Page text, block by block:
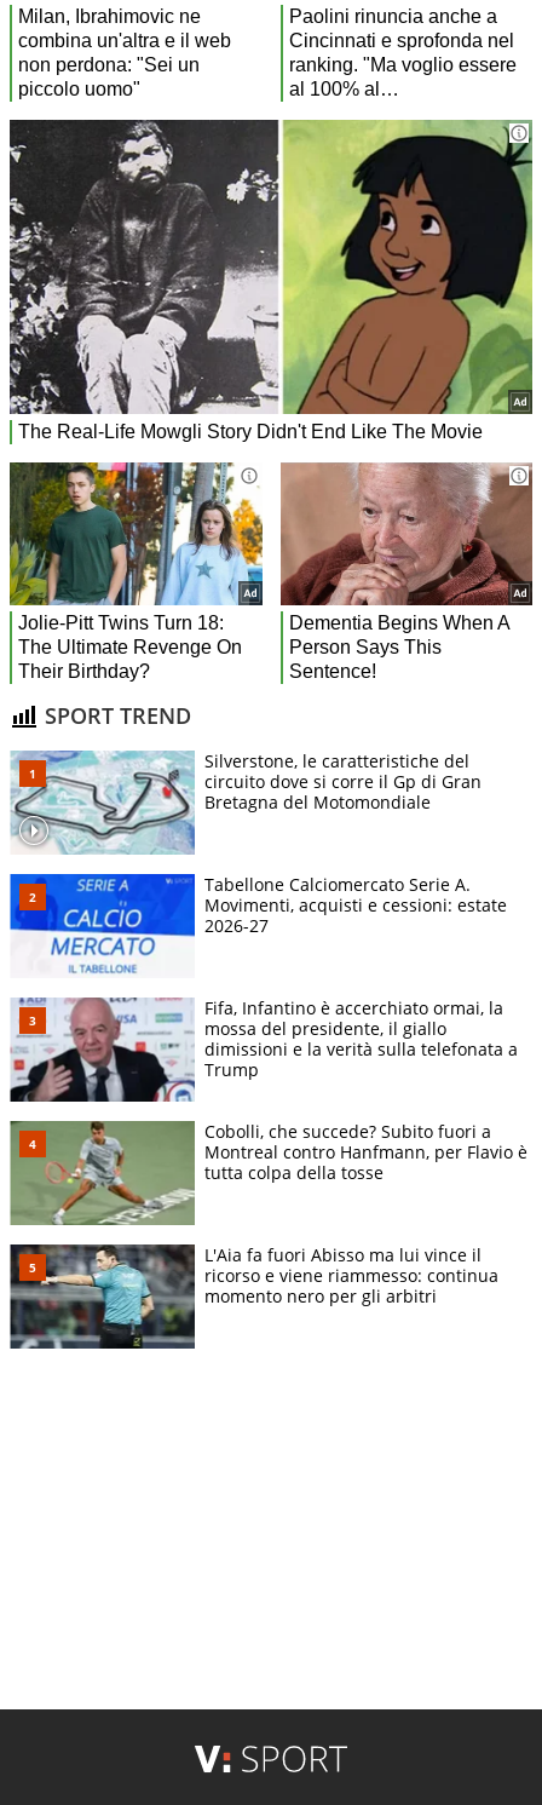
SPORT TREND
Silverstone, le caratteristiche del
circuito dove si corre il Gp di Gran
Bretagna del Motomondiale
Tabellone Calciomercato Serie A.
Movimenti, acquisti e cessioni: estate
2026-27
Fifa, Infantino è accerchiato ormai, la
mossa del presidente, il giallo
dimissioni e la verità sulla telefonata a
Trump
Cobolli, che succede? Subito fuori a
Montreal contro Hanfmann, per Flavio è
tutta colpa della tosse
L'Aia fa fuori Abisso ma lui vince il
ricorso e viene riammesso: continua
momento nero per gli arbitri